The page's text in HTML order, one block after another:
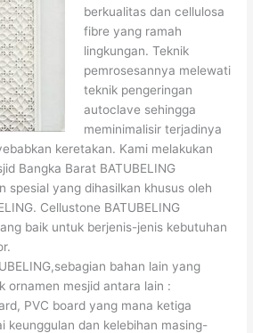
berkualitas dan cellulosa
fibre yang ramah
lingkungan. Teknik
pemrosesannya melewati
teknik pengeringan
autoclave sehingga
meminimalisir terjadinya
keretakan. Kami melakukan
Bangka Barat BATUBELING
spesial yang dihasilkan khusus oleh
Cellustone BATUBELING
baik untuk berjenis-jenis kebutuhan
bahan lain yang
ornamen mesjid antara lain :
PVC board yang mana ketiga
keunggulan dan kelebihan masing-